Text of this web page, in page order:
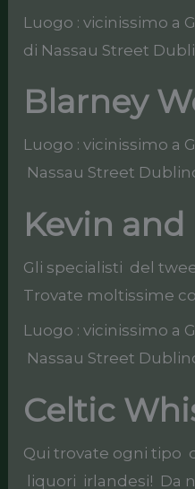
Luogo : vicinissimo a
di Nassau Street
Blarney
Luogo : vicinissimo a
Nassau Street
Kevin
Gli specialisti del
Trovate moltissime
Luogo : vicinissimo a
Nassau Street
Celtic
Qui trovate ogni tipo
liquori irlandesi! Da